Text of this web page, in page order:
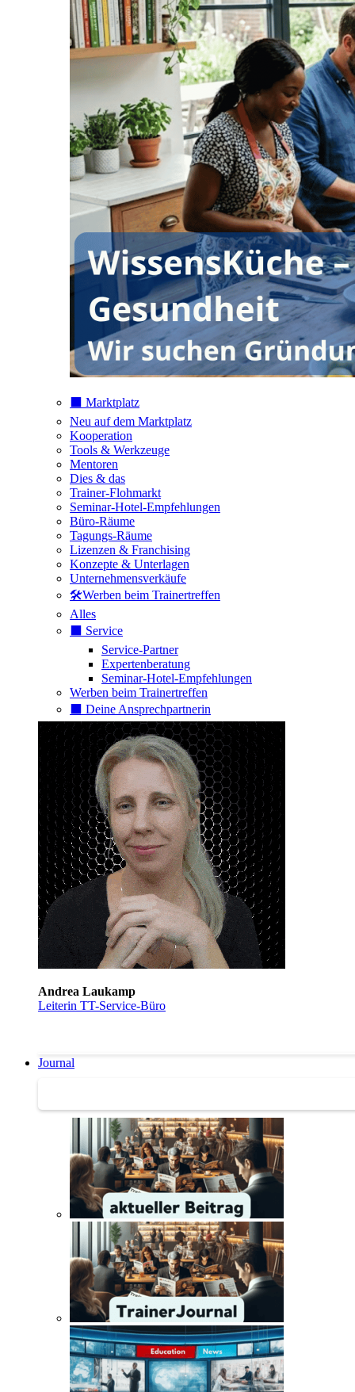
⬛️ Marktplatz
Neu auf dem Marktplatz
Kooperation
Tools & Werkzeuge
Mentoren
Dies & das
Trainer-Flohmarkt
Seminar-Hotel-Empfehlungen
Büro-Räume
Tagungs-Räume
Lizenzen & Franchising
Konzepte & Unterlagen
Unternehmensverkäufe
🛠️Werben beim Trainertreffen
Alles
⬛️ Service
Service-Partner
Expertenberatung
Seminar-Hotel-Empfehlungen
Werben beim Trainertreffen
⬛️ Deine Ansprechpartnerin
Andrea Laukamp
Leiterin TT-Service-Büro
Journal